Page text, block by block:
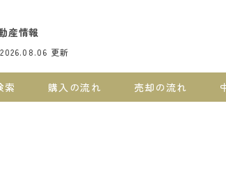
産情報
2026.08.06 更新
索 購入の流れ 売却の流れ